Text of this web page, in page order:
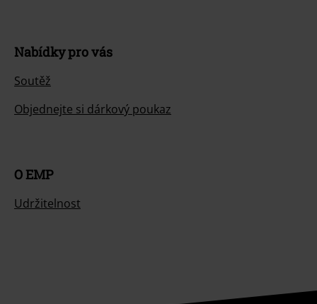
Nabídky pro vás
Soutěž
Objednejte si dárkový poukaz
O EMP
Udržitelnost